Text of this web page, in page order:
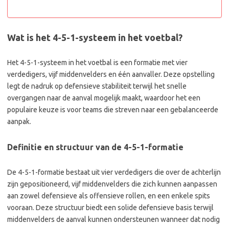
Wat is het 4-5-1-systeem in het voetbal?
Het 4-5-1-systeem in het voetbal is een formatie met vier
verdedigers, vijf middenvelders en één aanvaller. Deze opstelling
legt de nadruk op defensieve stabiliteit terwijl het snelle
overgangen naar de aanval mogelijk maakt, waardoor het een
populaire keuze is voor teams die streven naar een gebalanceerde
aanpak.
Definitie en structuur van de 4-5-1-formatie
De 4-5-1-formatie bestaat uit vier verdedigers die over de achterlijn
zijn gepositioneerd, vijf middenvelders die zich kunnen aanpassen
aan zowel defensieve als offensieve rollen, en een enkele spits
vooraan. Deze structuur biedt een solide defensieve basis terwijl
middenvelders de aanval kunnen ondersteunen wanneer dat nodig